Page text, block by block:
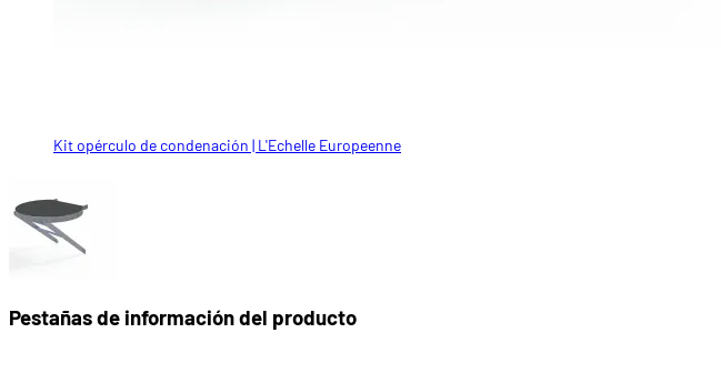
Kit opérculo de condenación | L'Echelle Europeenne
Pestañas de información del producto